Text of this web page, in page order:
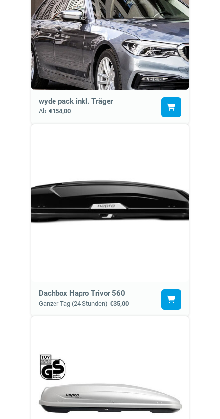
wyde pack inkl. Träger
Ab €154,00
Dachbox Hapro Trivor 560
Ganzer Tag (24 Stunden) €35,00